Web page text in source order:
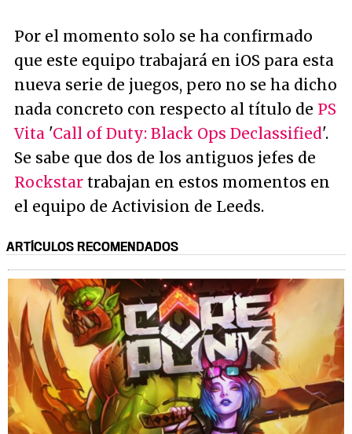
Por el momento solo se ha confirmado
que este equipo trabajará en iOS para esta
nueva serie de juegos, pero no se ha dicho
nada concreto con respecto al título de PS
Vita 'Call of Duty: Black Ops Declassified'.
Se sabe que dos de los antiguos jefes de
Rockstar trabajan en estos momentos en
el equipo de Activision de Leeds.
ARTÍCULOS RECOMENDADOS